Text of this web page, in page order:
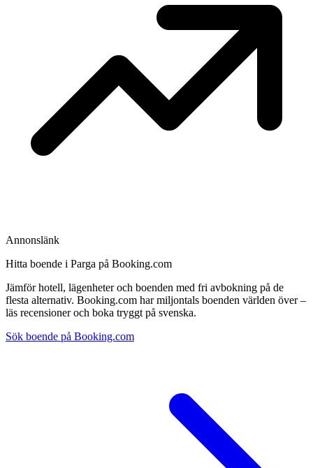
Annonslänk
Hitta boende i Parga på Booking.com
Jämför hotell, lägenheter och boenden med fri avbokning på de
flesta alternativ. Booking.com har miljontals boenden världen över –
läs recensioner och boka tryggt på svenska.
Sök boende på Booking.com